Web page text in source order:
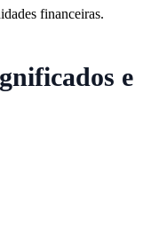
financeiras.
e